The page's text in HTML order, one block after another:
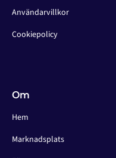
Användarvillkor
Cookiepolicy
Om
Hem
Marknadsplats